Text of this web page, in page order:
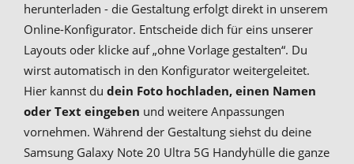
herunterladen - die Gestaltung erfolgt direkt in unserem
Online-Konfigurator. Entscheide dich für eins unserer
Layouts oder klicke auf „ohne Vorlage gestalten“. Du
wirst automatisch in den Konfigurator weitergeleitet.
Hier kannst du dein Foto hochladen, einen Namen
oder Text eingeben und weitere Anpassungen
vornehmen. Während der Gestaltung siehst du deine
Samsung Galaxy Note 20 Ultra 5G Handyhülle die ganze